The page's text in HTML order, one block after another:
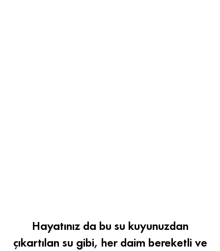
Hayatınız da bu su kuyunuzdan
çıkartılan su gibi, her daim bereketli ve